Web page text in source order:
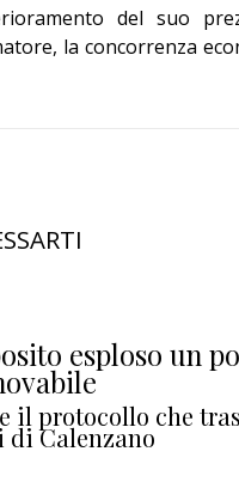
del suo
la concorrenza
esploso un
il protocollo che
Calenzano